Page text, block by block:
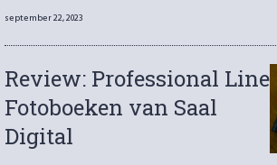
Geplaatst
september 22, 2023
Review: Professional Line
Fotoboeken van Saal
Digital